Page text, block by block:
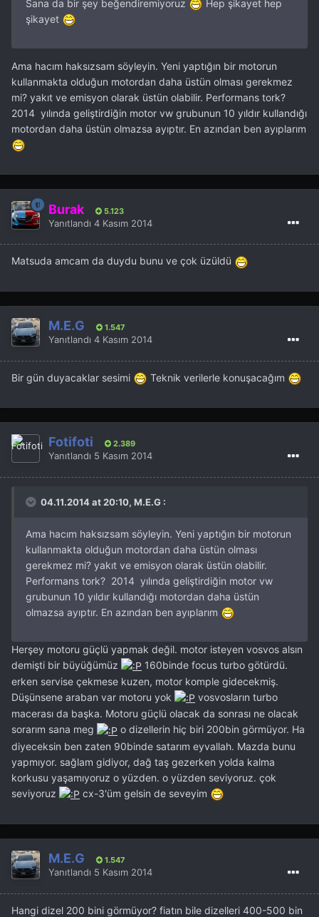
Sana da bir şey beğendiremiyoruz
Hep şikayet hep
şikayet
Ama hacım haksızsam söyleyin. Yeni yaptığın bir motorun
kullanmakta olduğun motordan daha üstün olması gerekmez
mi? yakıt ve emisyon olarak üstün olabilir. Performans tork?
2014 yılında geliştirdiğin motor vw grubunun 10 yıldır kullandığı
motordan daha üstün olmazsa ayıptır. En azından ben ayıplarım
Burak 5.123
Yanıtlandı 4 Kasım 2014
Matsuda amcam da duydu bunu ve çok üzüldü
M.E.G 1.547
Yanıtlandı 4 Kasım 2014
Bir gün duyacaklar sesimi Teknik verilerle konuşacağım
Fotifoti 2.389
Yanıtlandı 5 Kasım 2014
04.11.2014 at 20:10, M.E.G :
Ama hacım haksızsam söyleyin. Yeni yaptığın bir motorun
kullanmakta olduğun motordan daha üstün olması
gerekmez mi? yakıt ve emisyon olarak üstün olabilir.
Performans tork? 2014 yılında geliştirdiğin motor vw
grubunun 10 yıldır kullandığı motordan daha üstün
olmazsa ayıptır. En azından ben ayıplarım
Herşey motoru güçlü yapmak değil. motor isteyen vosvos alsın
demişti bir büyüğümüz
160binde focus turbo götürdü.
erken servise çekmese kuzen, motor komple gidecekmiş.
Düşünsene araban var motoru yok
vosvosların turbo
macerası da başka. Motoru güçlü olacak da sonrası ne olacak
sorarım sana meg
o dizellerin hiç biri 200bin görmüyor. Ha
diyeceksin ben zaten 90binde satarım eyvallah. Mazda bunu
yapmıyor. sağlam gidiyor, dağ taş gezerken yolda kalma
korkusu yaşamıyoruz o yüzden. o yüzden seviyoruz. çok
seviyoruz
cx-3'üm gelsin de seveyim
M.E.G 1.547
Yanıtlandı 5 Kasım 2014
Hangi dizel 200 bini görmüyor? fiatın bile dizelleri 400-500 bin